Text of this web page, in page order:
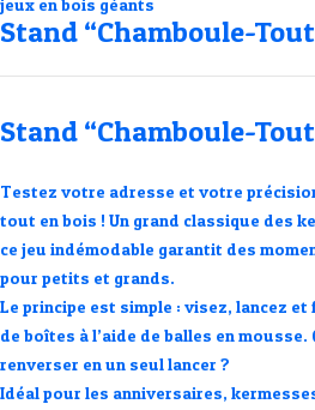
jeux en bois géants
Stand “Chamboule-
Stand “Chamboule-
Testez votre adresse et votre
tout en bois ! Un grand classique des
ce jeu indémodable garantit des
pour petits et grands.
Le principe est simple : visez, lancez et
de boîtes à l’aide de balles en
renverser en un seul lancer ?
Idéal pour les anniversaires,